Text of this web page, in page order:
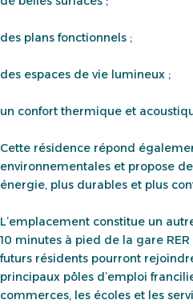
des plans fonctionnels ;
des espaces de vie lumineux ;
un confort thermique et
Cette résidence répond
environnementales et propose
énergie, plus durables et plus
L’emplacement constitue un
10 minutes à pied de la gare
futurs résidents pourront
principaux pôles d’emploi
commerces, les écoles et les